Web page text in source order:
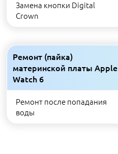
Замена кнопки Digital
Crown
Ремонт (пайка)
материнской платы Apple
Watch 6
Ремонт после попадания
воды